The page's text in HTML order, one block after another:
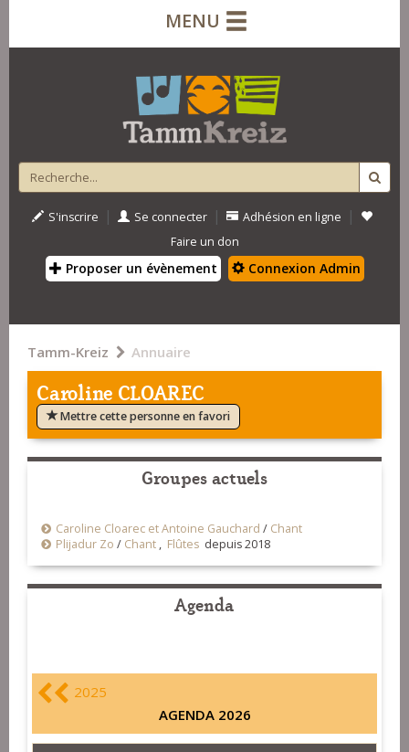
MENU
S'inscrire | Se connecter | Adhésion en ligne |
Faire un don
Proposer un évènement Connexion Admin
Tamm-Kreiz Annuaire
Caroline CLOAREC
Mettre cette personne en favori
Groupes actuels
Caroline Cloarec et Antoine Gauchard / Chant
Plijadur Zo / Chant , Flûtes depuis 2018
Agenda
2025
AGENDA 2026